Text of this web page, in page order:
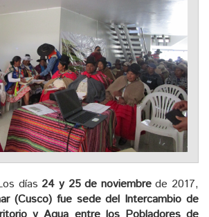
días 24 y 25 de noviembrede 2017,
(Cusco) fue sede del Intercambio de